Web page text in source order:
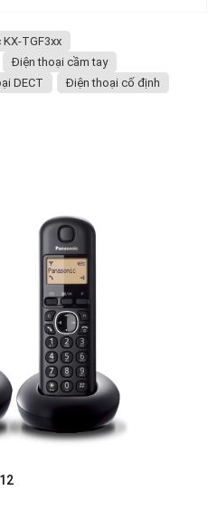
TGF3xx
Điện thoại cầm tay
DECT
Điện thoại cố định